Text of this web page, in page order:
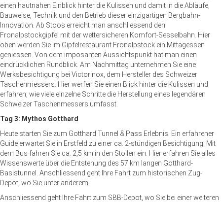
einen hautnahen Einblick hinter die Kulissen und damit in die Abläufe,
Bauweise, Technik und den Betrieb dieser einzigartigen Bergbahn-
Innovation. Ab Stoos erreicht man anschliessend den
Fronalpstockgipfel mit der wettersicheren Komfort-Sesselbahn. Hier
oben werden Sie im Gipfelrestaurant Fronalpstock ein Mittagessen
geniessen. Von dem imposanten Aussichtspunkt hat man einen
eindrücklichen Rundblick. Am Nachmittag unternehmen Sie eine
Werksbesichtigung bei Victorinox, dem Hersteller des Schweizer
Taschenmessers. Hier werfen Sie einen Blick hinter die Kulissen und
erfahren, wie viele einzelne Schritte die Herstellung eines legendären
Schweizer Taschenmessers umfasst.
Tag 3: Mythos Gotthard
Heute starten Sie zum Gotthard Tunnel & Pass Erlebnis. Ein erfahrener
Guide erwartet Sie in Erstfeld zu einer ca. 2-stündigen Besichtigung. Mit
dem Bus fahren Sie ca. 2,5 km in den Stollen ein. Hier erfahren Sie alles
Wissenswerte über die Entstehung des 57 km langen Gotthard-
Basistunnel. Anschliessend geht Ihre Fahrt zum historischen Zug-
Depot, wo Sie unter anderem
Anschliessend geht Ihre Fahrt zum SBB-Depot, wo Sie bei einer weiteren